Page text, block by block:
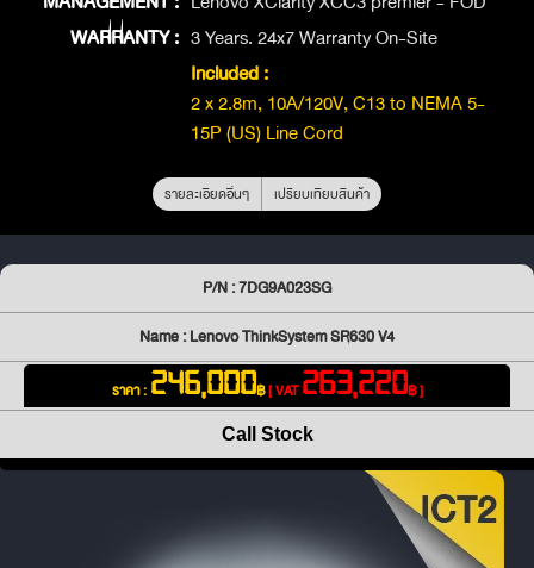
WARRANTY : 3 Years. 24x7 Warranty On-Site
Included :
2 x 2.8m, 10A/120V, C13 to NEMA 5-
15P (US) Line Cord
รายละเอียดอื่นๆ เปรียบเทียบสินค้า
P/N : 7DG9A023SG
Name : Lenovo ThinkSystem SR630 V4
ราคา : 246,000฿[ VAT263,220฿ ]
Call Stock